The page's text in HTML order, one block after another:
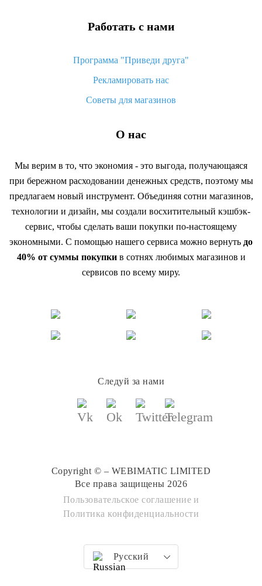
Работать с нами
Программа "Приведи друга"
Рекламировать нас
Советы для магазинов
О нас
Мы верим в то, что экономия - это выгода, получающаяся
при бережном расходовании денежных средств, поэтому мы
предлагаем новый инструмент. Объединяя сотни магазинов,
технологии и дизайн, мы создали восхитительный кэшбэк-
сервис, чтобы сделать ваши покупки по-настоящему
экономными. С помощью нашего сервиса можно вернуть до
40% от суммы покупкив сотнях любимых магазинов и
сервисов по всему миру.
Следуй за нами
Copyright © – WEBIMATIC LIMITED
Все права защищены 2026
Пользовательское соглашение и
Политика конфиденциальности
Русский